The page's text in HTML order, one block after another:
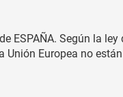
ESPAÑA. Según la
Europea no